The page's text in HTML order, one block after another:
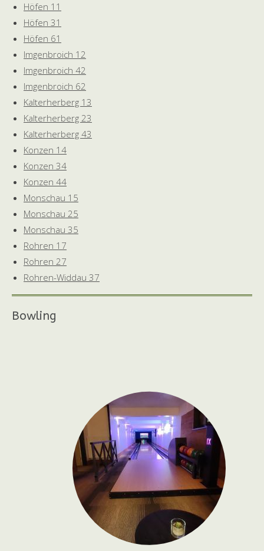
Höfen 11
Höfen 31
Höfen 61
Imgenbroich 12
Imgenbroich 42
Imgenbroich 62
Kalterherberg 13
Kalterherberg 23
Kalterherberg 43
Konzen 14
Konzen 34
Konzen 44
Monschau 15
Monschau 25
Monschau 35
Rohren 17
Rohren 27
Rohren-Widdau 37
Bowling